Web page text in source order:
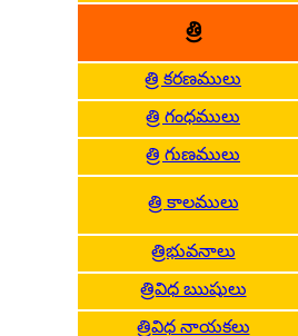
త్రి
త్రి కరణములు
త్రి గంధములు
త్రి గుణములు
త్రి కాలములు
త్రిభువనాలు
త్రివిధ ఋషులు
త్రివిధ నాయకలు